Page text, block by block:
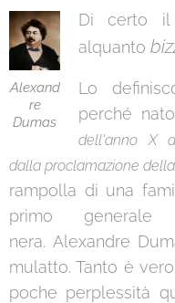
Alexand
re
Dumas
Di certo il
alquanto
Lo
perché
dell'anno X
dalla proclamazione
rampolla di una
primo
nera. Alexandre
mulatto. Tanto è
poche perplessità